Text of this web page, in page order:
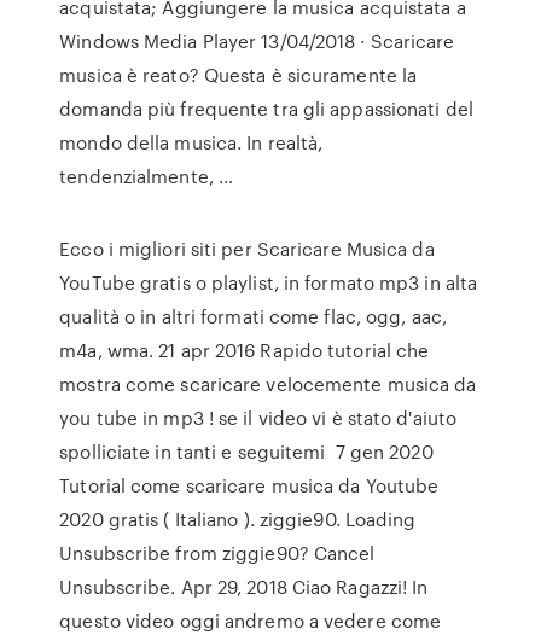
acquistata; Aggiungere la musica acquistata a
Windows Media Player 13/04/2018 · Scaricare
musica è reato? Questa è sicuramente la
domanda più frequente tra gli appassionati del
mondo della musica. In realtà,
tendenzialmente, …
Ecco i migliori siti per Scaricare Musica da
YouTube gratis o playlist, in formato mp3 in alta
qualità o in altri formati come flac, ogg, aac,
m4a, wma. 21 apr 2016 Rapido tutorial che
mostra come scaricare velocemente musica da
you tube in mp3 ! se il video vi è stato d'aiuto
spolliciate in tanti e seguitemi 7 gen 2020
Tutorial come scaricare musica da Youtube
2020 gratis ( Italiano ). ziggie90. Loading
Unsubscribe from ziggie90? Cancel
Unsubscribe. Apr 29, 2018 Ciao Ragazzi! In
questo video oggi andremo a vedere come